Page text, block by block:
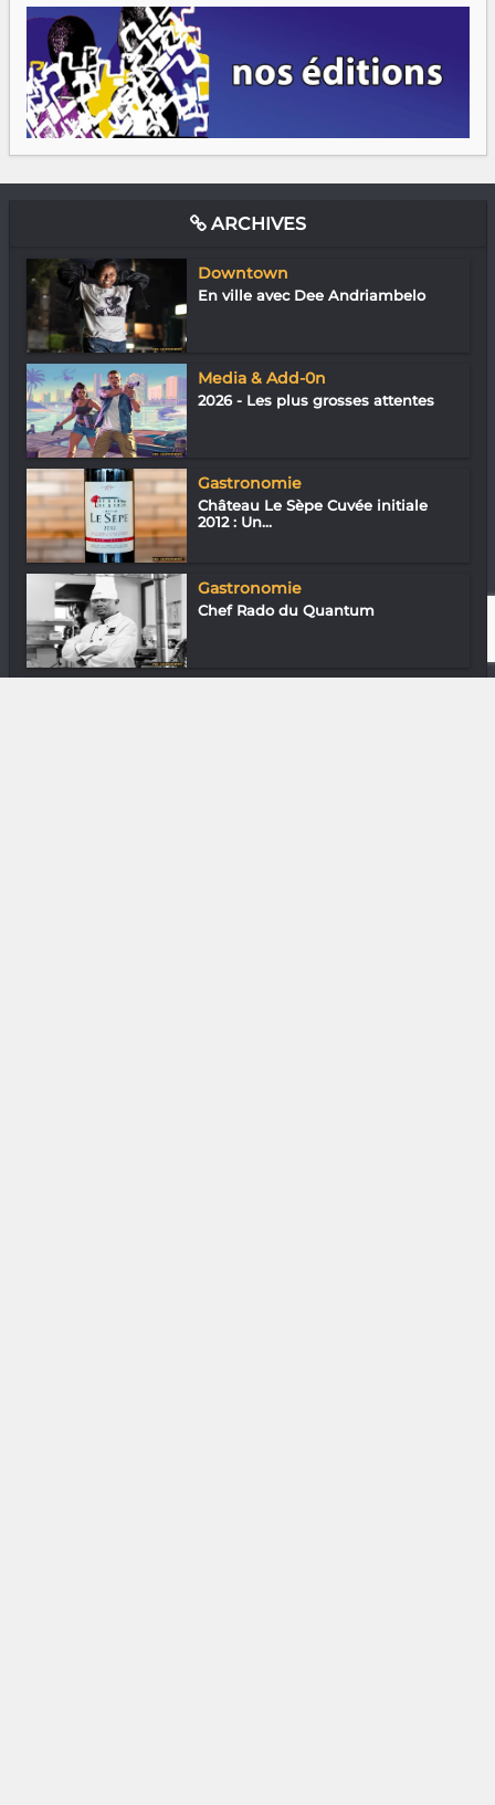
ARCHIVES
Downtown
En ville avec Dee Andriambelo
Media & Add-0n
2026 - Les plus grosses attentes
Gastronomie
Château Le Sèpe Cuvée initiale
2012 : Un...
Gastronomie
Chef Rado du Quantum